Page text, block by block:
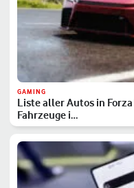
GAMING
Liste aller Autos in
Fahrzeuge i…